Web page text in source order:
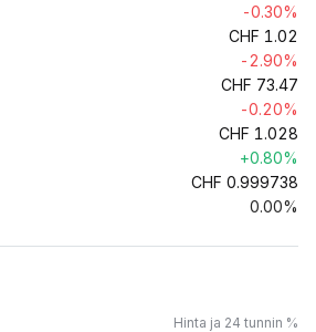
-0.30%
CHF 1.02
-2.90%
CHF 73.47
-0.20%
CHF 1.028
+0.80%
CHF 0.999738
0.00%
Hinta ja 24 tunnin %